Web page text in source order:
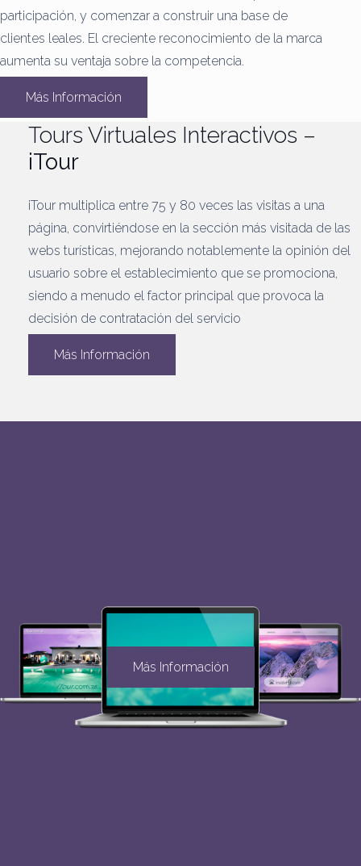
participación, y comenzar a construir una base de
clientes leales. El creciente reconocimiento de la marca
aumenta su ventaja sobre la competencia.
Más Información
Tours Virtuales Interactivos –
iTour
iTour multiplica entre 75 y 80 veces las visitas a una
página, convirtiéndose en la sección más visitada de las
webs turísticas, mejorando notablemente la opinión del
usuario sobre el establecimiento que se promociona,
siendo a menudo el factor principal que provoca la
decisión de contratación del servicio
Más Información
Más Información